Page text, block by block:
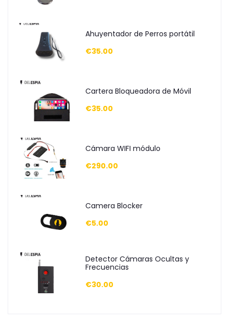
Ahuyentador de Perros portátil
€35.00
Cartera Bloqueadora de Móvil
€35.00
Cámara WIFI módulo
€290.00
Camera Blocker
€5.00
Detector Cámaras Ocultas y
Frecuencias
€30.00